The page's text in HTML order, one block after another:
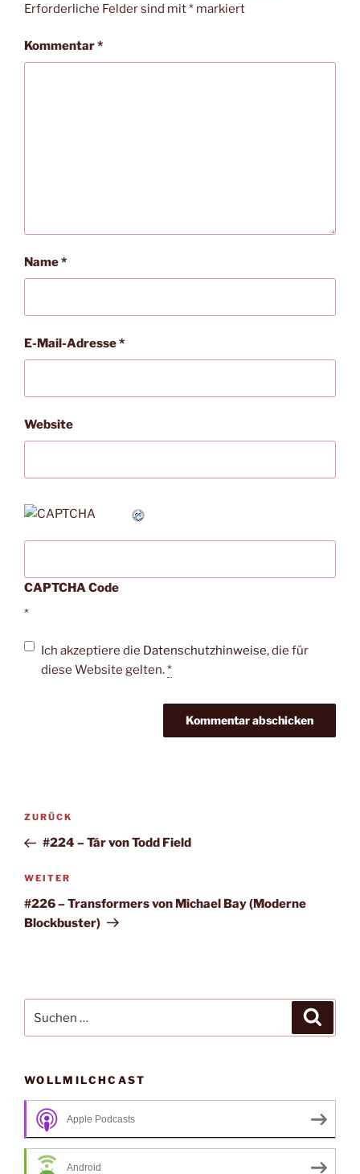
Erforderliche Felder sind mit* markiert
Kommentar*
Name*
E-Mail-Adresse*
Website
CAPTCHA Code
*
Ich akzeptiere die Datenschutzhinweise, die für
diese Website gelten.*
Beitragsnavigation
Vorheriger
Beitrag
ZURÜCK
#224 – Tár von Todd Field
Nächster
Beitrag
WEITER
#226 – Transformers von Michael Bay (Moderne
Blockbuster)
nach:
WOLLMILCHCAST
Apple Podcasts
Android